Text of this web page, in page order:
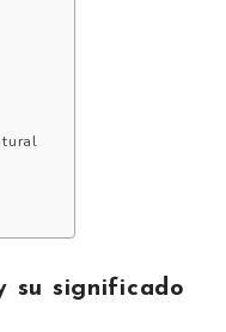
su significado